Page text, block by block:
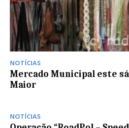
NOTÍCIAS
Mercado Municipal este
Maior
NOTÍCIAS